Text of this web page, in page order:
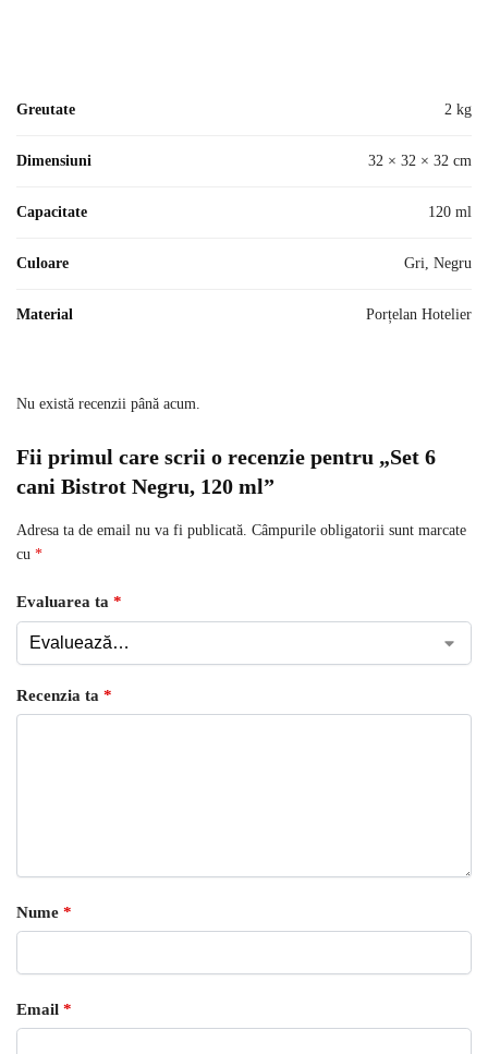
Greutate 2 kg
Dimensiuni 32 × 32 × 32 cm
Capacitate 120 ml
Culoare Gri, Negru
Material Porțelan Hotelier
Nu există recenzii până acum.
Fii primul care scrii o recenzie pentru „Set 6
cani Bistrot Negru, 120 ml”
Adresa ta de email nu va fi publicată. Câmpurile obligatorii sunt marcate
cu *
Evaluarea ta *
Recenzia ta *
Nume *
Email *